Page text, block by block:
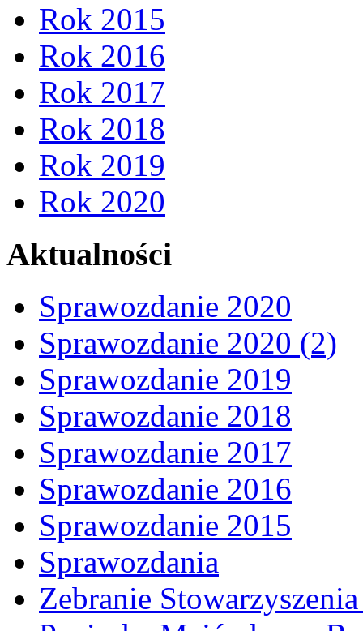
Rok 2015
Rok 2016
Rok 2017
Rok 2018
Rok 2019
Rok 2020
Aktualności
Sprawozdanie 2020
Sprawozdanie 2020 (2)
Sprawozdanie 2019
Sprawozdanie 2018
Sprawozdanie 2017
Sprawozdanie 2016
Sprawozdanie 2015
Sprawozdania
Zebranie